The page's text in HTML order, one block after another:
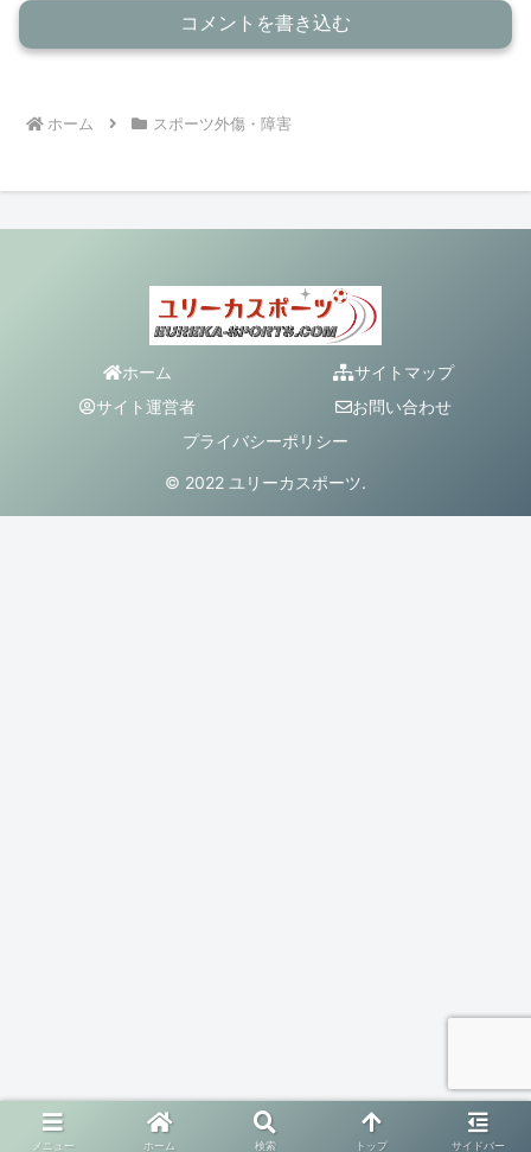
コメントを書き込む
ホーム スポーツ外傷・障害
ホーム
サイトマップ
サイト運営者
お問い合わせ
プライバシーポリシー
© 2022 ユリーカスポーツ.
メニュー ホーム 検索 トップ サイドバー